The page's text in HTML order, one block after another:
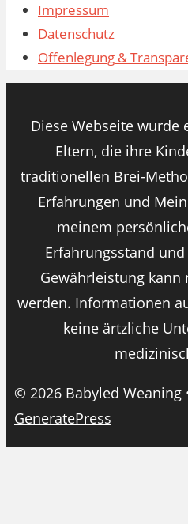
Impressum
Datenschutz
Offenlegung &
Diese Webseite
Eltern, die ihre
traditionellen Brei-
Erfahrungen und
meinem
Erfahrungsstand
Gewährleistung
werden. Informationen
keine ärtzliche
© 2026 Babyled Weaning
GeneratePress